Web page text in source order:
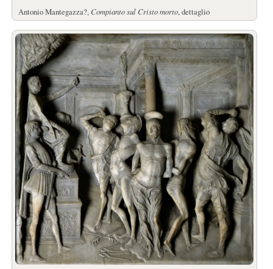
Antonio Mantegazza?, Compianto sul Cristo morto, dettaglio